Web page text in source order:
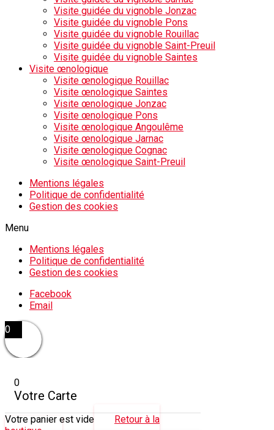
Visite guidée du vignoble Jonzac
Visite guidée du vignoble Pons
Visite guidée du vignoble Rouillac
Visite guidée du vignoble Saint-Preuil
Visite guidée du vignoble Saintes
Visite œnologique
Visite œnologique Rouillac
Visite œnologique Saintes
Visite œnologique Jonzac
Visite œnologique Pons
Visite œnologique Angoulême
Visite œnologique Jarnac
Visite œnologique Cognac
Visite œnologique Saint-Preuil
Mentions légales
Politique de confidentialité
Gestion des cookies
Menu
Mentions légales
Politique de confidentialité
Gestion des cookies
Facebook
Email
0
0
Votre Carte
Votre panier est vide
Retour à la